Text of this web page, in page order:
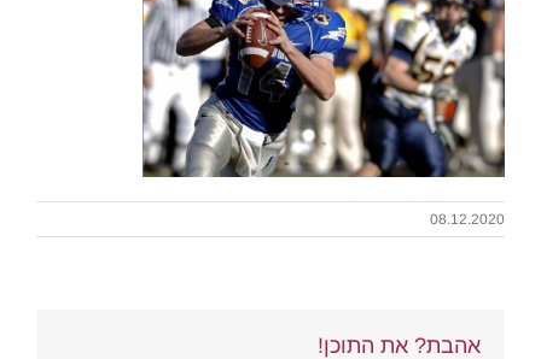
08.12.2020
אהבת? את התוכן!